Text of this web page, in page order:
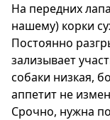
На передних
нашему) корки
Постоянно
зализывает
собаки низкая,
аппетит не
Срочно, нужна